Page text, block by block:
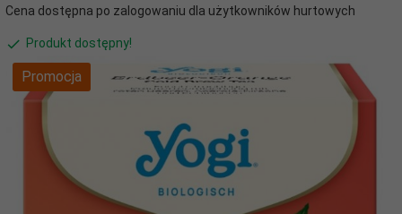
Cena dostępna po zalogowaniu dla użytkowników hurtowych
Produkt dostępny!
Promocja